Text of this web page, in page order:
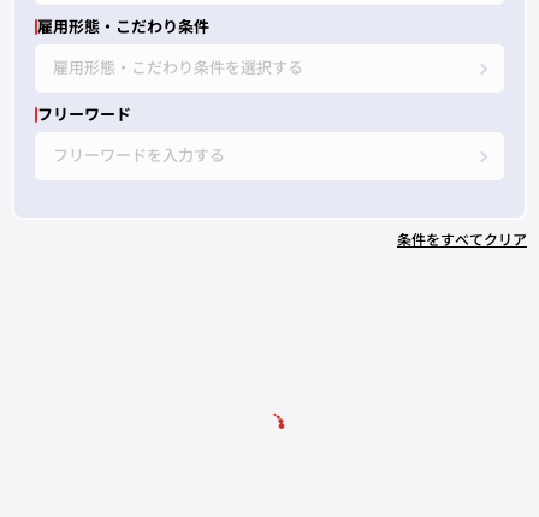
雇用形態・こだわり条件
雇用形態・こだわり条件を選択する
フリーワード
フリーワードを入力する
条件をすべてクリア